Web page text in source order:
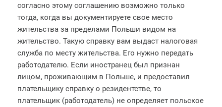
согласно этому соглашению возможно только
тогда, когда вы документируете свое место
жительства за пределами Польши видом на
жительство. Такую справку вам выдаст налоговая
служба по месту жительства. Его нужно передать
работодателю. Если иностранец был признан
лицом, проживающим в Польше, и предоставил
плательщику справку о резидентстве, то
плательщик (работодатель) не определяет польское